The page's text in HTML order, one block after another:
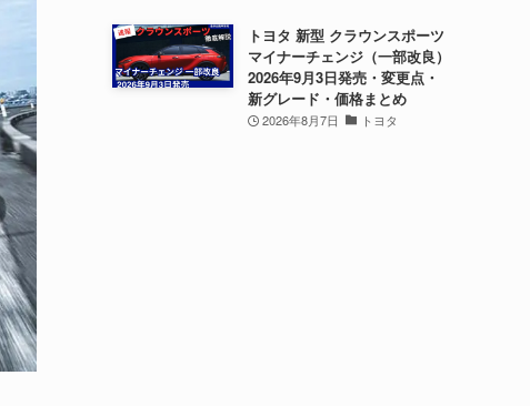
トヨタ 新型 クラウンスポーツ
マイナーチェンジ（一部改良）
2026年9月3日発売・変更点・
新グレード・価格まとめ
2026年8月7日 トヨタ